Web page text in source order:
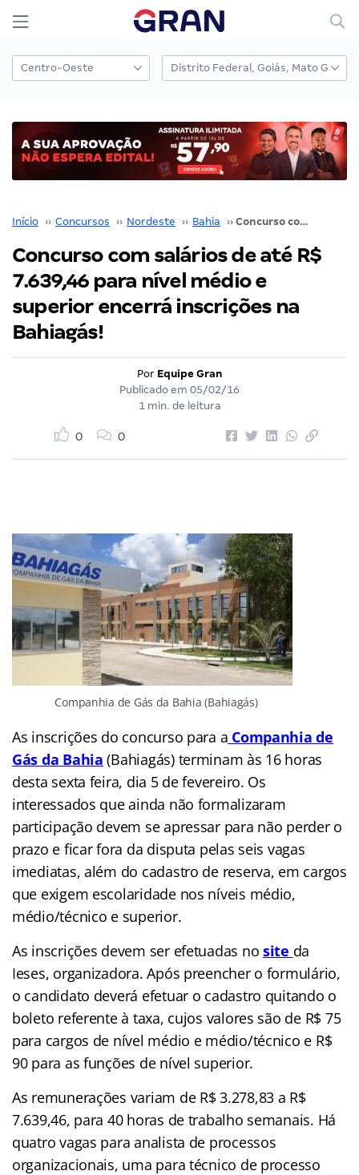
Início ›› Concursos ›› Nordeste ›› Bahia ›› Concurso com salários de até R$ 7.639,46 para nível médio e superior encerrá inscrições na Bahiagás!
Concurso com salários de até R$
7.639,46 para nível médio e
superior encerrá inscrições na
Bahiagás!
Por Equipe Gran
Publicado em 05/02/16
1 min. de leitura
0 0
Companhia de Gás da Bahia (Bahiagás)
As inscrições do concurso para a Companhia de
Gás da Bahia (Bahiagás) terminam às 16 horas
desta sexta feira, dia 5 de fevereiro. Os
interessados que ainda não formalizaram
participação devem se apressar para não perder o
prazo e ficar fora da disputa pelas seis vagas
imediatas, além do cadastro de reserva, em cargos
que exigem escolaridade nos níveis médio,
médio/técnico e superior.
As inscrições devem ser efetuadas nosite da
Ieses, organizadora. Após preencher o formulário,
o candidato deverá efetuar o cadastro quitando o
boleto referente à taxa, cujos valores são de R$ 75
para cargos de nível médio e médio/técnico e R$
90 para as funções de nível superior.
As remunerações variam de R$ 3.278,83 a R$
7.639,46, para 40 horas de trabalho semanais. Há
quatro vagas para analista de processos
organizacionais, uma para técnico de processo